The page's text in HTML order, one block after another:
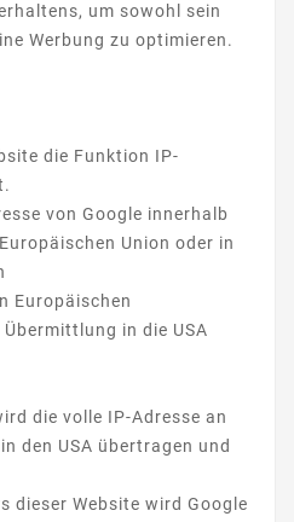
um sowohl sein
Werbung zu optimieren.
die Funktion IP-
von Google innerhalb
Union oder in
Europäischen
in die USA
die volle IP-Adresse an
den USA übertragen und
dieser Website wird Google